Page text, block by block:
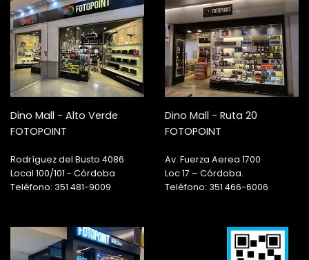
Dino Mall - Alto Verde
FOTOPOINT
Rodríguez del Busto 4086
Local 100/101 - Córdoba
Teléfono: 351 481-9009
Dino Mall - Ruta 20
FOTOPOINT
Av. Fuerza Aerea 1700
Loc 17 – Córdoba.
Teléfono: 351 466-6006